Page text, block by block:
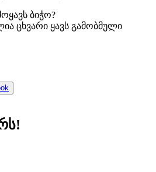
ბიჭო?
ცხვარი ყავს გამობმული